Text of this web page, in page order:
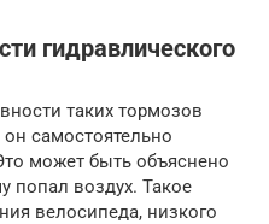
гидравлического
таких тормозов
он самостоятельно
может быть объяснено
попал воздух. Такое
велосипеда, низкого